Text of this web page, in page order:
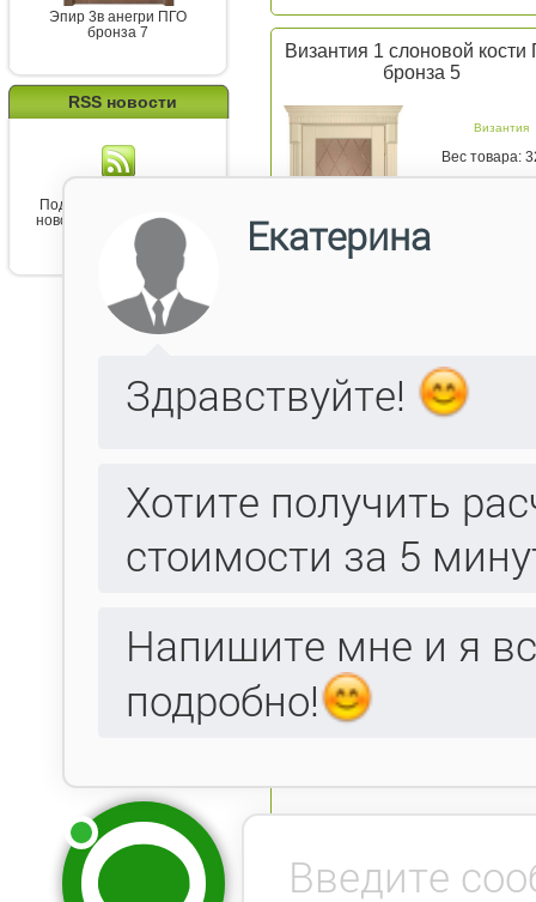
Эпир 3в анегри ПГО
бронза 7
RSS новости
Подпишитесь на канал
новостей от Belorawood
Византия 1 слоновой
бронза 5
Византия
Вес товара:
Византия 1 слоновой
Византия